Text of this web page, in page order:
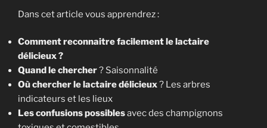
Dans cet article vous apprendrez :
Comment reconnaitre facilement le lactaire
délicieux ?
Quand le chercher? Saisonnalité
Où chercher le lactaire délicieux? Les arbres
indicateurs et les lieux
Les confusions possiblesavec des champignons